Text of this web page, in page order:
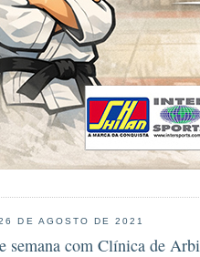
DE AGOSTO DE 2021
semana com Clínica de